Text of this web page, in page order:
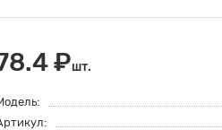
₽шт.